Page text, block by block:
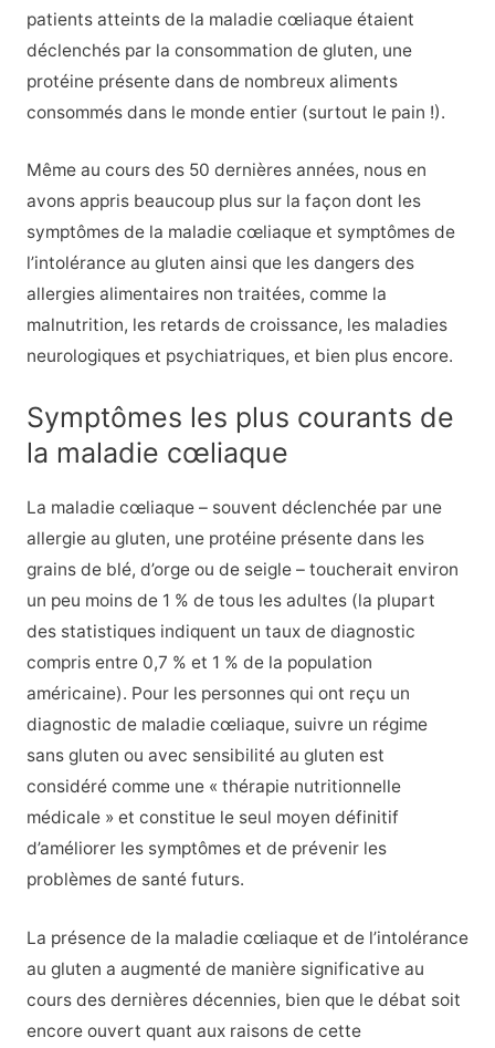
patients atteints de la maladie cœliaque étaient
déclenchés par la consommation de gluten, une
protéine présente dans de nombreux aliments
consommés dans le monde entier (surtout le pain !).
Même au cours des 50 dernières années, nous en
avons appris beaucoup plus sur la façon dont les
symptômes de la maladie cœliaque et symptômes de
l’intolérance au gluten ainsi que les dangers des
allergies alimentaires non traitées, comme la
malnutrition, les retards de croissance, les maladies
neurologiques et psychiatriques, et bien plus encore.
Symptômes les plus courants de
la maladie cœliaque
La maladie cœliaque – souvent déclenchée par une
allergie au gluten, une protéine présente dans les
grains de blé, d’orge ou de seigle – toucherait environ
un peu moins de 1 % de tous les adultes (la plupart
des statistiques indiquent un taux de diagnostic
compris entre 0,7 % et 1 % de la population
américaine). Pour les personnes qui ont reçu un
diagnostic de maladie cœliaque, suivre un régime
sans gluten ou avec sensibilité au gluten est
considéré comme une « thérapie nutritionnelle
médicale » et constitue le seul moyen définitif
d’améliorer les symptômes et de prévenir les
problèmes de santé futurs.
La présence de la maladie cœliaque et de l’intolérance
au gluten a augmenté de manière significative au
cours des dernières décennies, bien que le débat soit
encore ouvert quant aux raisons de cette